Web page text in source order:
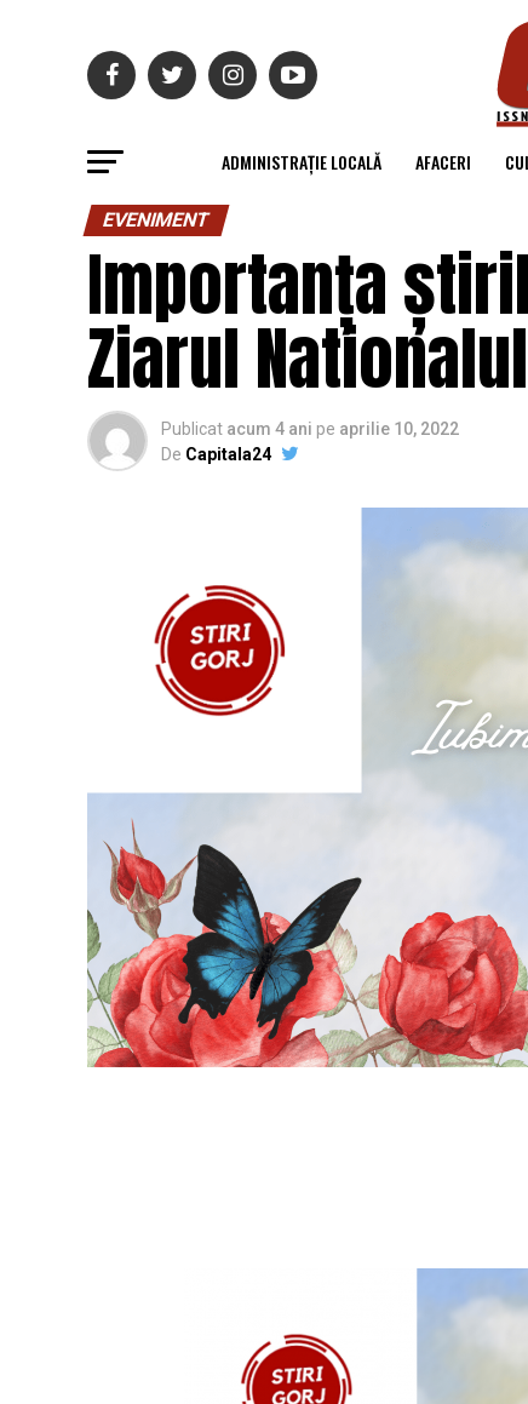
ADMINISTRAȚIE LOCALĂ AFACERI
EVENIMENT
Importanța
Ziarul Nationalul
Publicat acum 4 ani pe aprilie 10, 2022
De Capitala24